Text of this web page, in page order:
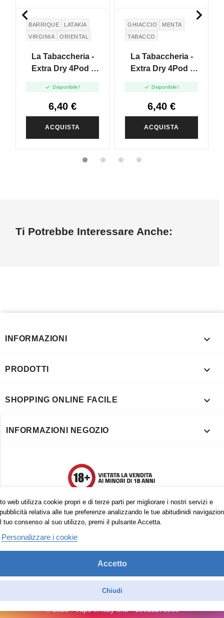
BARRIQUE
LATAKIA
VIRGINIA
ORIENTAL
La Tabaccheria -
Extra Dry 4Pod -
Mini Shot 10+10
 Disponibile!
6,40 €
ACQUISTA
GHIACCIO
MENTA
TABACCO
La Tabaccheria -
Extra Dry 4Pod -
Mini Shot 10+10
 Disponibile!
6,40 €
ACQUISTA
 
Ti Potrebbe Interessare Anche:
web utilizza cookie propri e di terze parti per migliorare i nostri servizi e
relativa alle tue preferenze analizzando le tue abitudinidi
tuo consenso al suo utilizzo, premi il pulsante Accetta.
Personalizzare i cookie
Accetto
Chiudi
INFORMAZIONI 
PRODOTTI 
SHOPPING ONLINE FACILE 
INFORMAZIONI NEGOZIO 
Trovaci anche su:
© 2026 - Vape in Italy srls - 10613270965